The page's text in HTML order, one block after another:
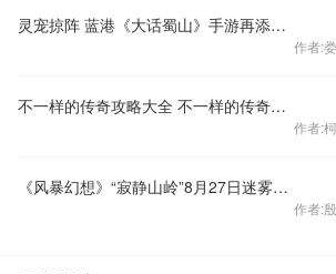
灵宠掠阵 蓝港《大话蜀山》手游再添萌趣小伙伴
作者:
不一样的传奇攻略大全 不一样的传奇新手攻略
作者:
《风暴幻想》“寂静山岭”8月27日迷雾开启
作者: